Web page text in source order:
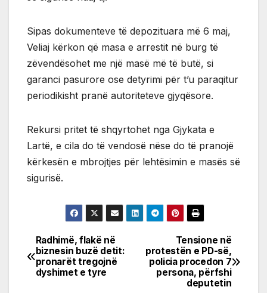
Sipas dokumenteve të depozituara më 6 maj,
Veliaj kërkon që masa e arrestit në burg të
zëvendësohet me një masë më të butë, si
garanci pasurore ose detyrimi për t’u paraqitur
periodikisht pranë autoriteteve gjyqësore.
Rekursi pritet të shqyrtohet nga Gjykata e
Lartë, e cila do të vendosë nëse do të pranojë
kërkesën e mbrojtjes për lehtësimin e masës së
sigurisë.
Post
navigation
Tensione në
protestën e PD-së,
policia procedon 7
persona, përfshi
deputetin
Radhimë, flakë në
biznesin buzë detit:
pronarët tregojnë
dyshimet e tyre